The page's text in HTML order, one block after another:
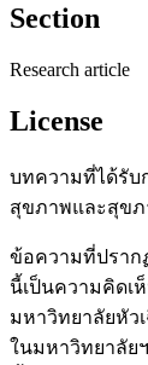
Section
Research article
License
บทความที่ได้รับ
สุขภาพและสุขภ
ข้อความที่ปราก
นี้เป็นความคิดเ
มหาวิทยาลัยหัว
ในมหาวิทยาลัย